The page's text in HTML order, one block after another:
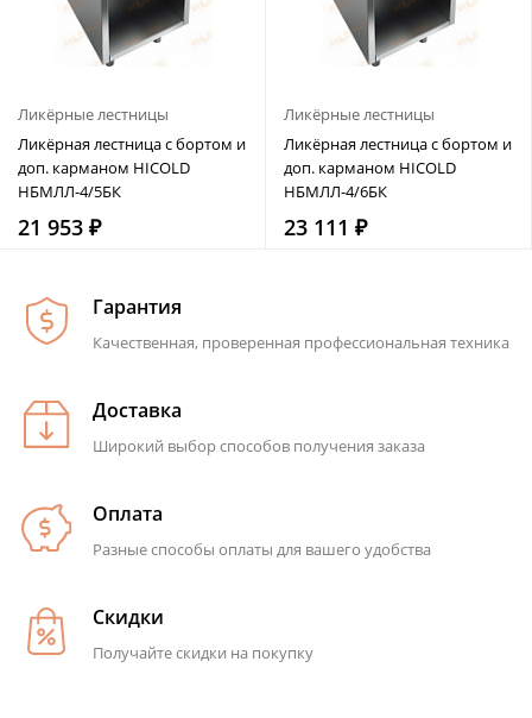
Ликёрные лестницы
Ликёрная лестница с бортом и
доп. карманом HICOLD
НБМЛЛ-4/5БК
21 953 ₽
Ликёрные лестницы
Ликёрная лестница с бортом и
доп. карманом HICOLD
НБМЛЛ-4/6БК
23 111 ₽
Гарантия
Качественная, проверенная профессиональная техника
Доставка
Широкий выбор способов получения заказа
Оплата
Разные способы оплаты для вашего удобства
Скидки
Получайте скидки на покупку